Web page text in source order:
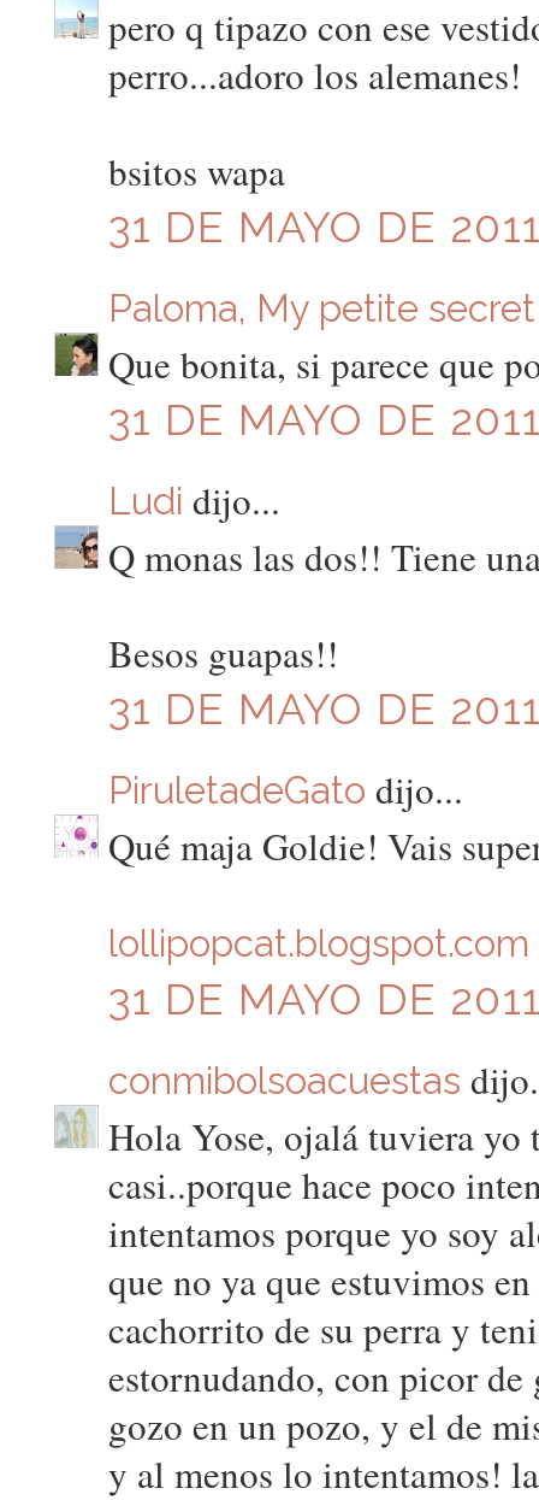
pero q tipazo con ese
perro...adoro los alemanes!
bsitos wapa
31 DE MAYO DE
Paloma, My petite secret
Que bonita, si parece que
31 DE MAYO DE
Ludi dijo...
Q monas las dos!! Tiene
Besos guapas!!
31 DE MAYO DE
PiruletadeGato dijo...
Qué maja Goldie! Vais
lollipopcat.blogspot.com
31 DE MAYO DE
conmibolsoacuestas
Hola Yose, ojalá tuviera yo
casi..porque hace poco
intentamos porque yo soy
que no ya que estuvimos
cachorrito de su perra y
estornudando, con picor de
gozo en un pozo, y el de
y al menos lo intentamos!